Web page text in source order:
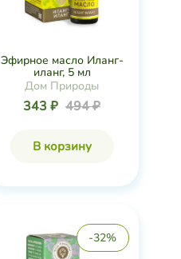
Эфирное масло Иланг-
иланг, 5 мл
Дом Природы
343 ₽ 494 ₽
В корзину
-32%